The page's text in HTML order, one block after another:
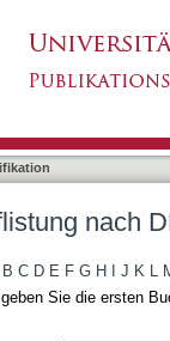
nach
B C D E F G H J K L
Sie die ersten